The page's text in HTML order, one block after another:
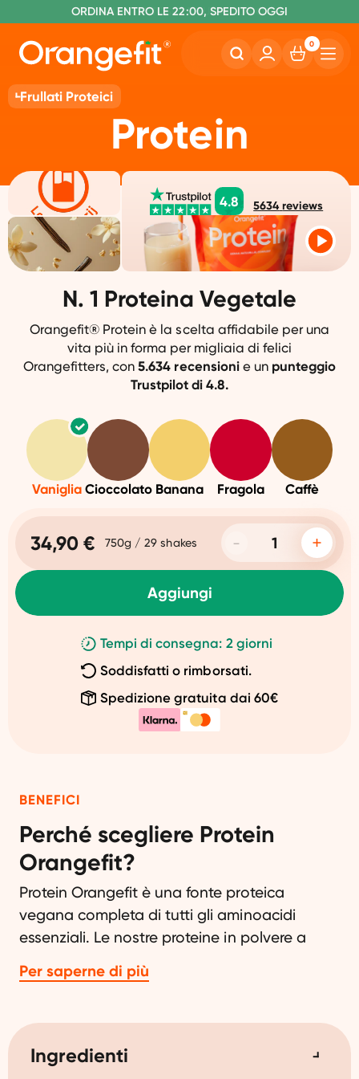
SENZA LATTOSIO E SUCRALOSIO
ORDINA ENTRO LE 22:00, SPEDITO OGGI
SPEDIZIONE GRATUITA A PARTIRE DA €60
0
Frullati Proteici
Protein
4.8 5634 reviews
N. 1 Proteina Vegetale
Orangefit® Protein è la scelta affidabile per una
vita più in forma per migliaia di felici
Orangefitters, con5.634 recensionie un punteggio
Trustpilot di 4.8.
Vaniglia Cioccolato Banana Fragola Caffè
34,90 € 750g / 29 shakes
Aggiungi
Tempi di consegna: 2 giorni
Soddisfatti o rimborsati.
Spedizione gratuita dai 60€
BENEFICI
Perché scegliere Protein
Orangefit?
Protein Orangefit è una fonte proteica
vegana completa di tutti gli aminoacidi
essenziali. Le nostre proteine in polvere a
realizzate con ingredienti salutari. Il pisello
deliziosa e sostenibile polvere proteica. Non
utilizziamo ingredienti di origine animale,
additivi e dolcificanti artificiali. Disponibile in
Per saperne di più
Ingredienti